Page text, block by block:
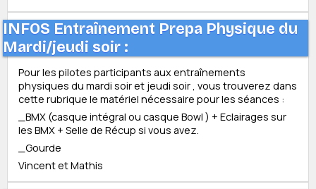
INFOS Entraînement Prepa Physique du
Mardi/jeudi soir :
Pour les pilotes participants aux entraînements
physiques du mardi soir et jeudi soir , vous trouverez dans
cette rubrique le matériel nécessaire pour les séances :
_BMX (casque intégral ou casque Bowl ) + Eclairages sur
les BMX + Selle de Récup si vous avez.
_Gourde
Vincent et Mathis